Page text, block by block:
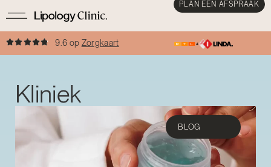
PLAN EEN AFSPRAAK
9.6 op Zorgkaart
Kliniek
BLOG